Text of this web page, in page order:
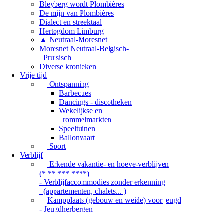
Bleyberg wordt Plombières
De mijn van Plombières
Dialect en streektaal
Hertogdom Limburg
▲ Neutraal-Moresnet
Moresnet Neutraal-Belgisch-
Pruisisch
Diverse kronieken
Vrije tijd
Ontspanning
Barbecues
Dancings - discotheken
Wekelijkse en
rommelmarkten
Speeltuinen
Ballonvaart
Sport
Verblijf
Erkende vakantie- en hoeve-verblijven
(* ** *** ****)
- Verblijfaccommodies zonder erkenning
(appartementen, chalets... )
Kampplaats (gebouw en weide) voor jeugd
- Jeugdherbergen